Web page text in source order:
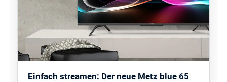
Einfach streamen: Der neue Metz blue 65